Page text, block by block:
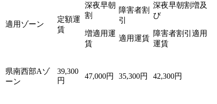
適用ゾーン
定額運
賃
深夜早朝
割
増適用運
賃
障害者割
引
適用運賃
深夜早朝割増及
び
障害者割引適用
運賃
県南西部Aゾ
ーン
39,300
円
47,000円 35,300円 42,300円